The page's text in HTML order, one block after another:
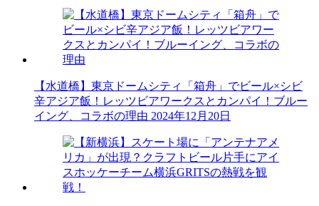
【水道橋】東京ドームシティ「箱舟」でビール×シビ
辛アジア飯！レッツビアワークスとカンパイ！ブルー
イング、コラボの理由 2024年12月20日